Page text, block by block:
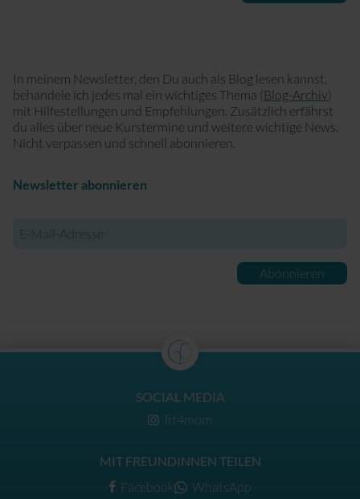
In meinem Newsletter, den Du auch als Blog lesen kannst,
behandele ich jedes mal ein wichtiges Thema (Blog-Archiv)
mit Hilfestellungen und Empfehlungen. Zusätzlich erfährst
du alles über neue Kurstermine und weitere wichtige News.
Nicht verpassen und schnell abonnieren.
Newsletter abonnieren
Mail-
Abonnieren
SOCIAL MEDIA
fit4mom
MIT FREUNDINNEN TEILEN
Facebook
WhatsApp